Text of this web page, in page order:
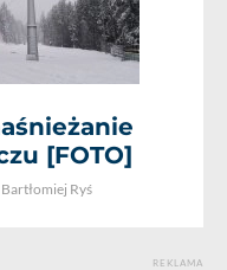
[FOTO]
Bartłomiej Ryś
REKLAMA